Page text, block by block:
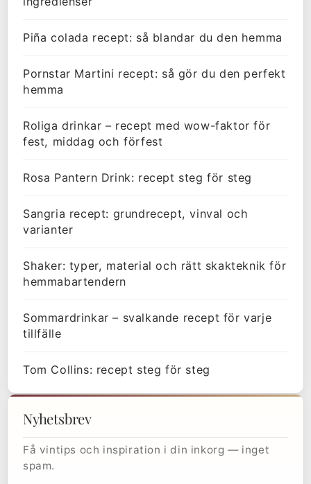
Piña colada recept: så blandar du den hemma
Pornstar Martini recept: så gör du den perfekt
hemma
Roliga drinkar – recept med wow-faktor för
fest, middag och förfest
Rosa Pantern Drink: recept steg för steg
Sangria recept: grundrecept, vinval och
varianter
Shaker: typer, material och rätt skakteknik för
hemmabartendern
Sommardrinkar – svalkande recept för varje
tillfälle
Tom Collins: recept steg för steg
Nyhetsbrev
Få vintips och inspiration i din inkorg — inget
spam.